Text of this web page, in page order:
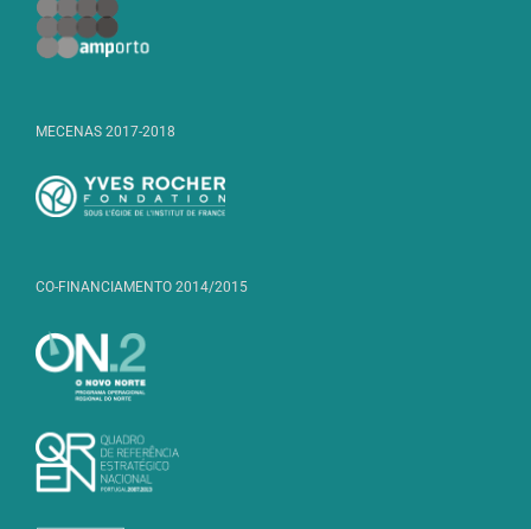
MECENAS 2017-2018
CO-FINANCIAMENTO 2014/2015